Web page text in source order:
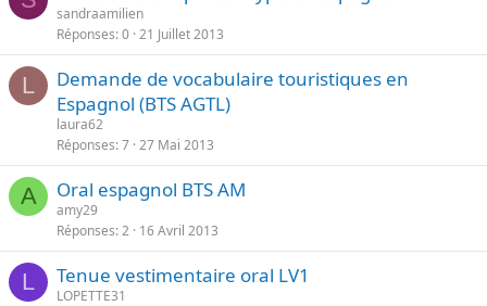
sandraamilien
Réponses 0 21 Juillet 2013
L
Demande de vocabulaire touristiques en
Espagnol (BTS AGTL)
laura62
Réponses 7 27 Mai 2013
A Oral espagnol BTS AM
amy29
Réponses 2 16 Avril 2013
L Tenue vestimentaire oral LV1
LOPETTE31